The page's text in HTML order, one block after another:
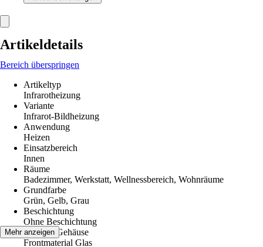
Artikeldetails
Bereich überspringen
Artikeltyp
Infrarotheizung
Variante
Infrarot-Bildheizung
Anwendung
Heizen
Einsatzbereich
Innen
Räume
Badezimmer, Werkstatt, Wellnessbereich, Wohnräume
Grundfarbe
Grün, Gelb, Grau
Beschichtung
Ohne Beschichtung
Material Gehäuse
Frontmaterial Glas
Mehr anzeigen